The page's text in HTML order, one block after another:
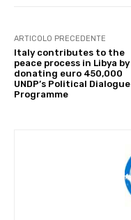
ARTICOLO PRECEDENTE
Italy contributes to the
peace process in Libya by
donating euro 450,000
UNDP’s Political Dialogue
Programme